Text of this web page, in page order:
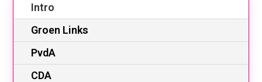
Intro
Groen Links
PvdA
CDA